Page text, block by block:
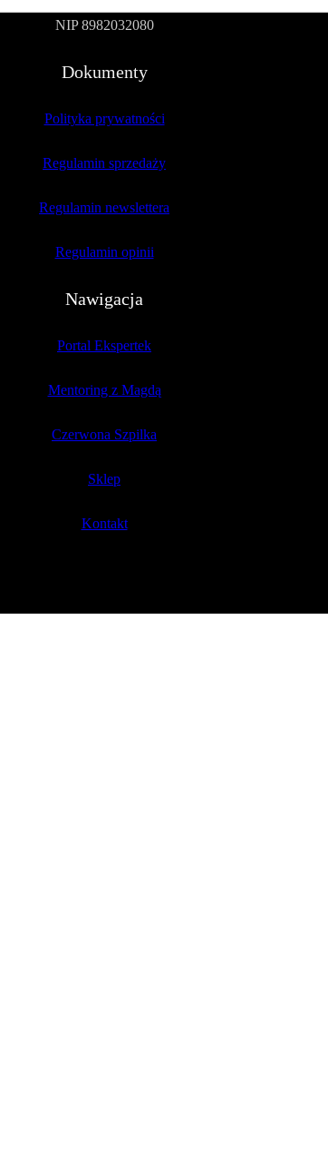
NIP 8982032080
Dokumenty
Polityka prywatności
Regulamin sprzedaży
Regulamin newslettera
Regulamin opinii
Nawigacja
Portal Ekspertek
Mentoring z Magdą
Czerwona Szpilka
Sklep
Kontakt